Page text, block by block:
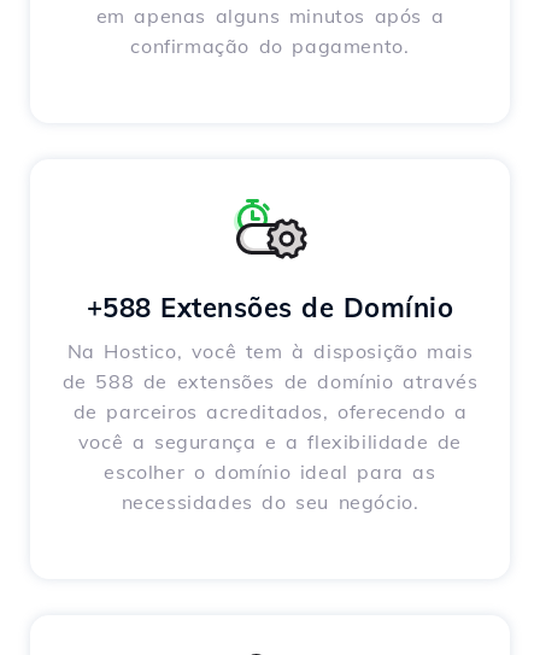
em apenas alguns minutos após a
confirmação do pagamento.
+588 Extensões de Domínio
Na Hostico, você tem à disposição mais
de 588 de extensões de domínio através
de parceiros acreditados, oferecendo a
você a segurança e a flexibilidade de
escolher o domínio ideal para as
necessidades do seu negócio.